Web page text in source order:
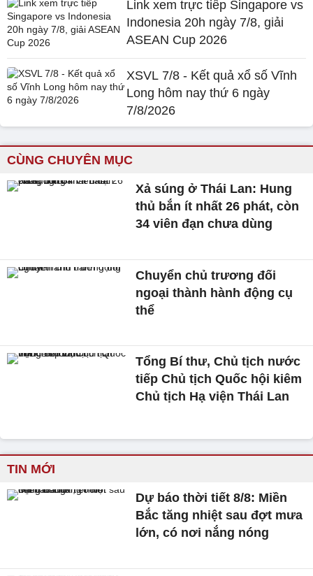
Link xem trực tiếp Singapore vs
Indonesia 20h ngày 7/8, giải
ASEAN Cup 2026
XSVL 7/8 - Kết quả xổ số Vĩnh
Long hôm nay thứ 6 ngày
7/8/2026
CÙNG CHUYÊN MỤC
Xả súng ở Thái Lan: Hung
thủ bắn ít nhất 26 phát, còn
34 viên đạn chưa dùng
Chuyển chủ trương đối
ngoại thành hành động cụ
thể
Tổng Bí thư, Chủ tịch nước
tiếp Chủ tịch Quốc hội kiêm
Chủ tịch Hạ viện Thái Lan
TIN MỚI
Dự báo thời tiết 8/8: Miền
Bắc tăng nhiệt sau đợt mưa
lớn, có nơi nắng nóng